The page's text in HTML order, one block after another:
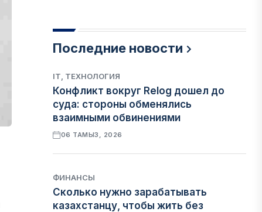
Последние новости
IT, ТЕХНОЛОГИЯ
Конфликт вокруг Relog дошел до
суда: стороны обменялись
взаимными обвинениями
06 ТАМЫЗ, 2026
ФИНАНСЫ
Сколько нужно зарабатывать
казахстанцу, чтобы жить без